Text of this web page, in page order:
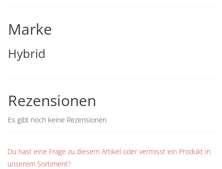
Marke
Hybrid
Rezensionen
Es gibt noch keine Rezensionen
Du hast eine Frage zu diesem Artikel oder vermisst ein Produkt in
unserem Sortiment?